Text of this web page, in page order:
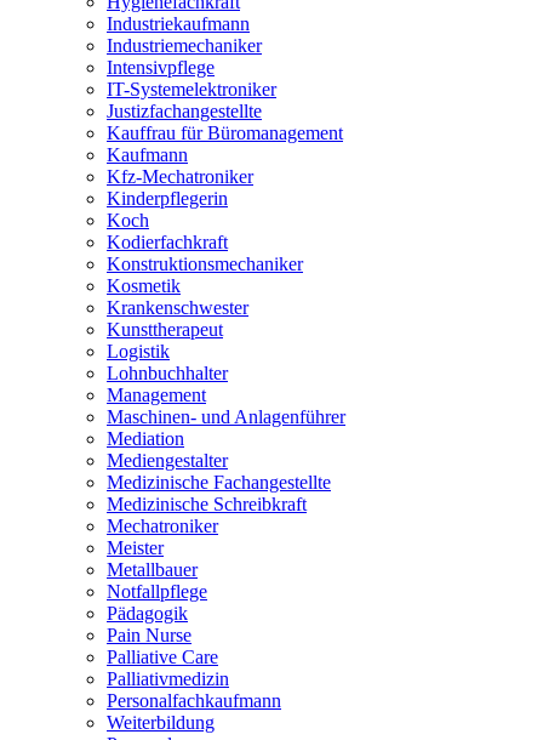
Industriekaufmann
Industriemechaniker
Intensivpflege
IT-Systemelektroniker
Justizfachangestellte
Kauffrau für Büromanagement
Kaufmann
Kfz-Mechatroniker
Kinderpflegerin
Koch
Kodierfachkraft
Konstruktionsmechaniker
Kosmetik
Krankenschwester
Kunsttherapeut
Logistik
Lohnbuchhalter
Management
Maschinen- und Anlagenführer
Mediation
Mediengestalter
Medizinische Fachangestellte
Medizinische Schreibkraft
Mechatroniker
Meister
Metallbauer
Notfallpflege
Pädagogik
Pain Nurse
Palliative Care
Palliativmedizin
Personalfachkaufmann
Weiterbildung